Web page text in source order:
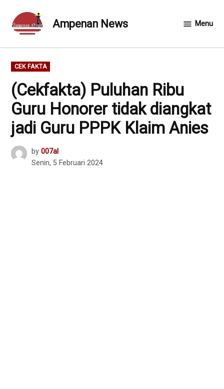
content
Ampenan News Menu
POSTED
IN
CEK FAKTA
(Cekfakta) Puluhan Ribu
Guru Honorer tidak diangkat
jadi Guru PPPK Klaim Anies
by 007al
Senin, 5 Februari 2024